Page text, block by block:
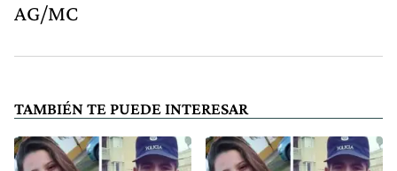
AG/MC
TAMBIÉN TE PUEDE INTERESAR